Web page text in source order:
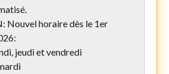
Nouvel horaire dès le 1er
jeudi et vendredi